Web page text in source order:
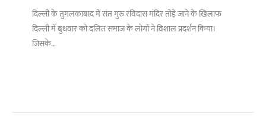
दिल्ली के तुगलकाबाद में संत गुरु रविदास मंदिर तोड़े जाने के खिलाफ
दिल्ली में बुधवार को दलित समाज के लोगों ने विशाल प्रदर्शन किया।
जिसके…